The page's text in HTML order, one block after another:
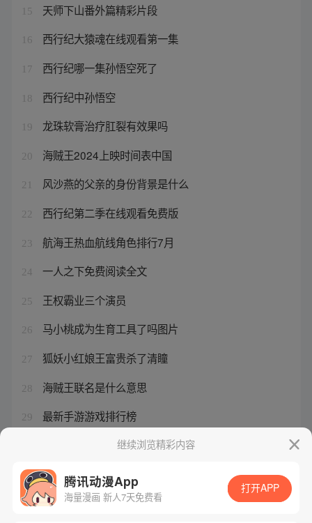
15 天师下山番外篇精彩片段
16 西行纪大猿魂在线观看第一集
17 西行纪哪一集孙悟空死了
18 西行纪中孙悟空
19 龙珠软膏治疗肛裂有效果吗
20 海贼王2024上映时间表中国
21 风沙燕的父亲的身份背景是什么
22 西行纪第二季在线观看免费版
23 航海王热血航线角色排行7月
24 一人之下免费阅读全文
25 王权霸业三个演员
26 马小桃成为生育工具了吗图片
27 狐妖小红娘王富贵杀了清瞳
28 海贼王联名是什么意思
29 最新手游游戏排行榜
一人之下漫画678情报继续浏览精彩内容
腾讯动漫App
海量漫画 新人7天免费看
打开APP